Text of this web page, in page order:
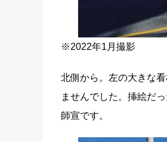
※2022年1月撮影
北側から。左の大きな
ませんでした。挿絵だ
師宣です。